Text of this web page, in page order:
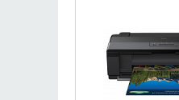
УТОЧНИТЬ